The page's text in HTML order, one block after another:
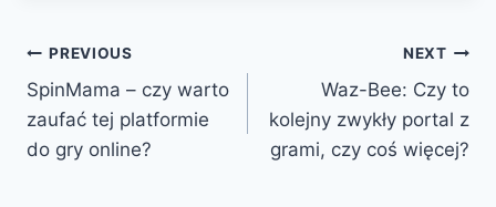
Post
navigation
PREVIOUS
SpinMama – czy warto
zaufać tej platformie
do gry online?
NEXT
Waz-Bee: Czy to
kolejny zwykły portal z
grami, czy coś więcej?